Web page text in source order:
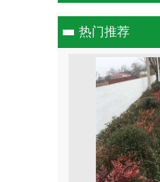
热门推荐